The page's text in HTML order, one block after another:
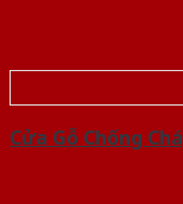
Cửa Gỗ Chống